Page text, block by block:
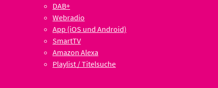
DAB+
Webradio
App (iOS und Android)
SmartTV
Amazon Alexa
Playlist / Titelsuche